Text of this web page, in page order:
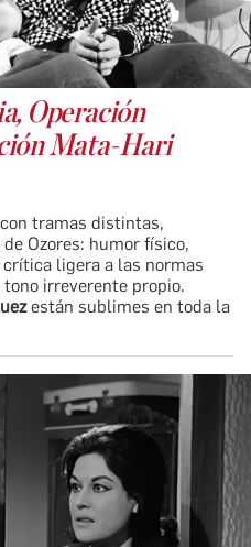
Operación
Mata-Hari
tramas distintas,
Ozores: humor físico,
ligera a las normas
irreverente propio.
están sublimes en toda la